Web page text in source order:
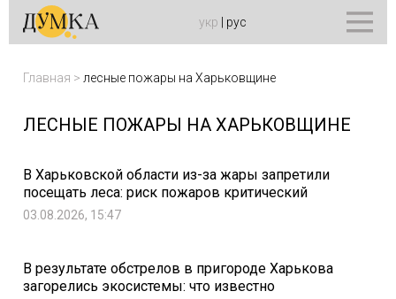
укр рус
Главная > лесные пожары на Харьковщине
ЛЕСНЫЕ ПОЖАРЫ НА ХАРЬКОВЩИНЕ
В Харьковской области из-за жары запретили
посещать леса: риск пожаров критический
03.08.2026, 15:47
В результате обстрелов в пригороде Харькова
загорелись экосистемы: что известно